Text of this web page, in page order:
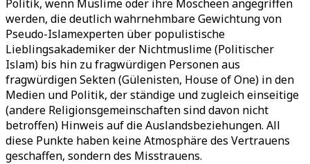
Politik, wenn Muslime oder ihre Moscheen angegriffen
werden, die deutlich wahrnehmbare Gewichtung von
Pseudo-Islamexperten über populistische
Lieblingsakademiker der Nichtmuslime (Politischer
Islam) bis hin zu fragwürdigen Personen aus
fragwürdigen Sekten (Gülenisten, House of One) in den
Medien und Politik, der ständige und zugleich einseitige
(andere Religionsgemeinschaften sind davon nicht
betroffen) Hinweis auf die Auslandsbeziehungen. All
diese Punkte haben keine Atmosphäre des Vertrauens
geschaffen, sondern des Misstrauens.